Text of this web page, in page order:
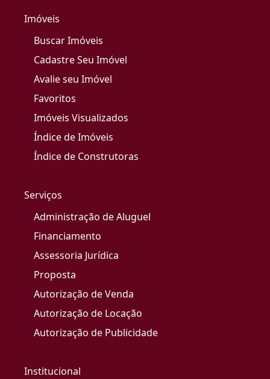
Imóveis
Buscar Imóveis
Cadastre Seu Imóvel
Avalie seu Imóvel
Favoritos
Imóveis Visualizados
Índice de Imóveis
Índice de Construtoras
Serviços
Administração de Aluguel
Financiamento
Assessoria Jurídica
Proposta
Autorização de Venda
Autorização de Locação
Autorização de Publicidade
Institucional